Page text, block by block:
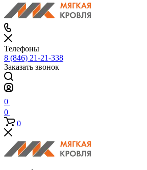
Телефоны
8 (846) 21-21-338
Заказать звонок
0
0
0